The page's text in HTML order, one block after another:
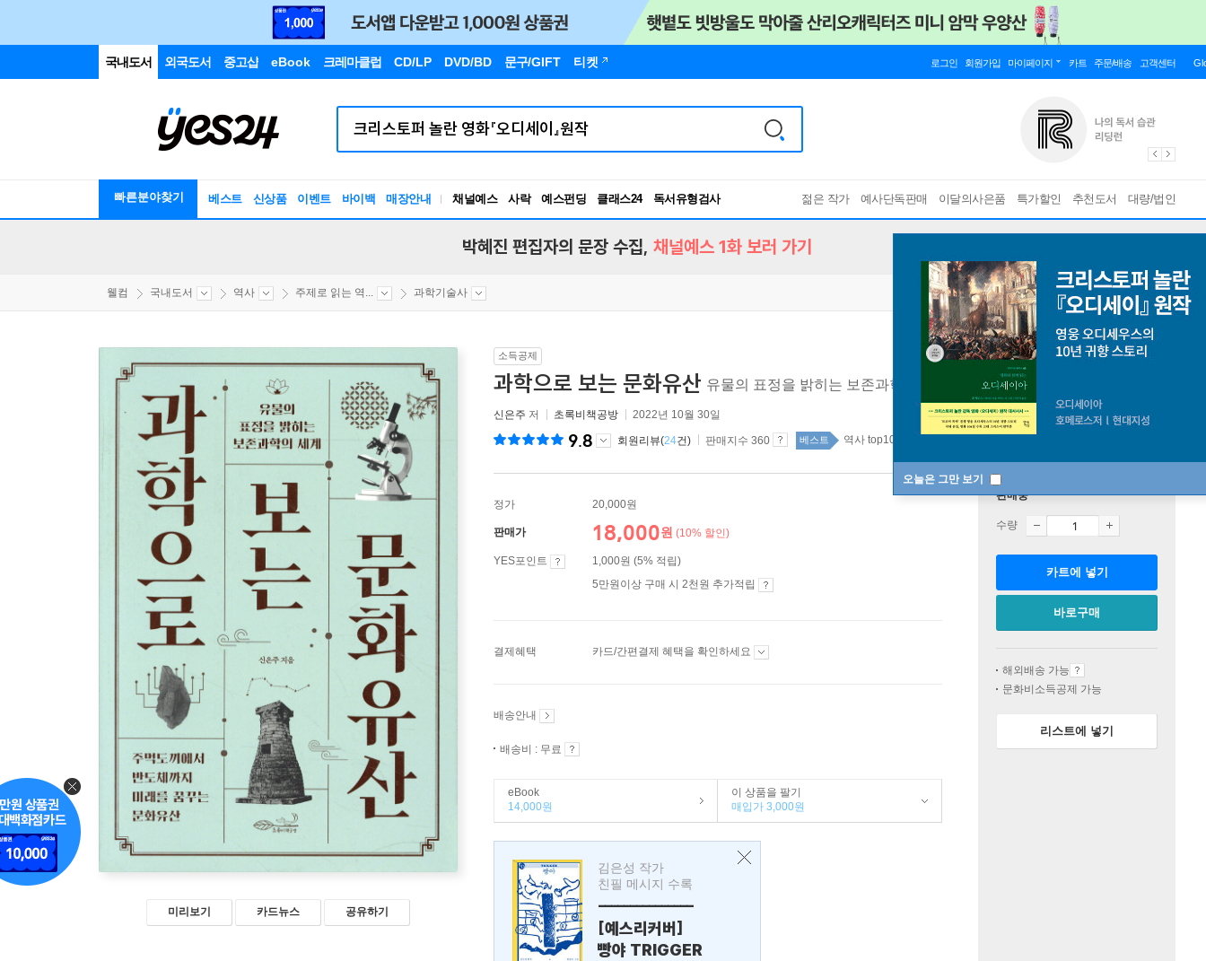
국내도서 외국도서 중고샵 eBook 크레마클럽 CD/LP DVD/BD 문구/GIFT 티켓 로그인 회원가입 마이페이지 카트 주문/배송 고객센터
빠른분야찾기 베스트 신상품 이벤트 바이백 매장안내 채널예스 사락 예스펀딩 클래스24
독서유형검사
RBTI Lab
젊은 작가 예사단독판매 이달의사은품 특가할인 추천도서 대량/법인
오늘은 그만 보기
박혜진 편집자의 문장 수집, 채널예스 1화 보러 가기
웰컴 국내도서 역사 주제로 읽는 역... 과학기술사
미리보기 카드뉴스 공유하기
소득공제
과학으로 보는 문화유산 유물의 표정을 밝히는 보존과학의 세계
신은주 저 초록비책공방 2022년 10월 30일
9.8 회원리뷰(24건) 판매지수 360 베스트 역사 top100 4주
정가 20,000원
판매가 18,000원 (10% 할인)
YES포인트
1,000원 (5% 적립)
5만원이상 구매 시 2천원 추가적립
결제혜택 카드/간편결제 혜택을 확인하세요
배송안내
배송비 : 무료
eBook
14,000원
이 상품을 팔기
매입가 3,000원
김은성 작가
친필 메시지 수록
---------------
[예스리커버]
빵야 TRIGGER
판매중
수량
카트에 넣기
바로구매
해외배송 가능
문화비소득공제 가능
리스트에 넣기